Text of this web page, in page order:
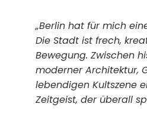
„Berlin hat für mich
Die Stadt ist frech,
Bewegung. Zwischen
moderner Architektur,
lebendigen Kultszene
Zeitgeist, der überall